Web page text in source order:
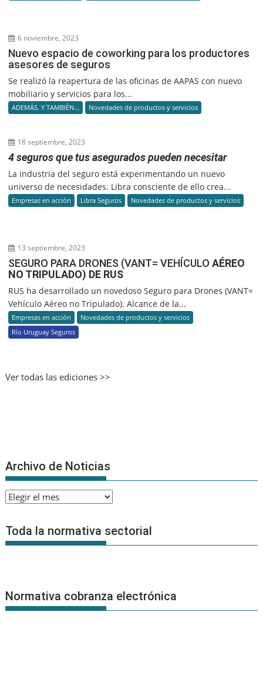
6 noviembre, 2023
Nuevo espacio de coworking para los productores
asesores de seguros
Se realizó la reapertura de las oficinas de AAPAS con nuevo
mobiliario y servicios para los...
ADEMÁS. Y TAMBIÉN... Novedades de productos y servicios
18 septiembre, 2023
4 seguros que tus asegurados pueden necesitar
La industria del seguro está experimentando un nuevo
universo de necesidades. Libra consciente de ello crea...
Empresas en acción Libra Seguros Novedades de productos y servicios
13 septiembre, 2023
SEGURO PARA DRONES (VANT= VEHÍCULOAÉREO
NO TRIPULADO) DE RUS
RUS ha desarrollado un novedoso Seguro para Drones (VANT=
Vehículo Aéreo no Tripulado). Alcance de la...
Empresas en acción
Novedades de productos y servicios
Río Uruguay Seguros
Ver todas las ediciones >>
Archivo de Noticias
Archivo
Noticias
Toda la normativa sectorial
Normativa cobranza electrónica